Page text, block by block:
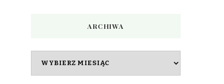
ARCHIWA